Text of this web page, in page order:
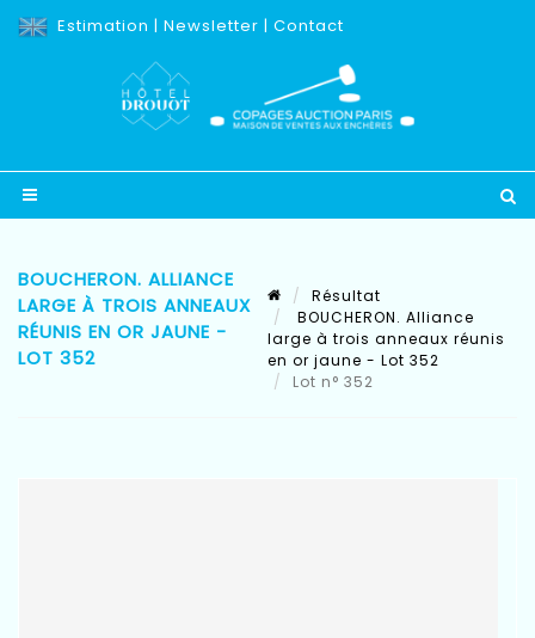
Estimation | Newsletter | Contact
BOUCHERON. ALLIANCE
LARGE À TROIS ANNEAUX
RÉUNIS EN OR JAUNE -
LOT 352
Résultat
BOUCHERON. Alliance
large à trois anneaux réunis
en or jaune - Lot 352
Lot n° 352